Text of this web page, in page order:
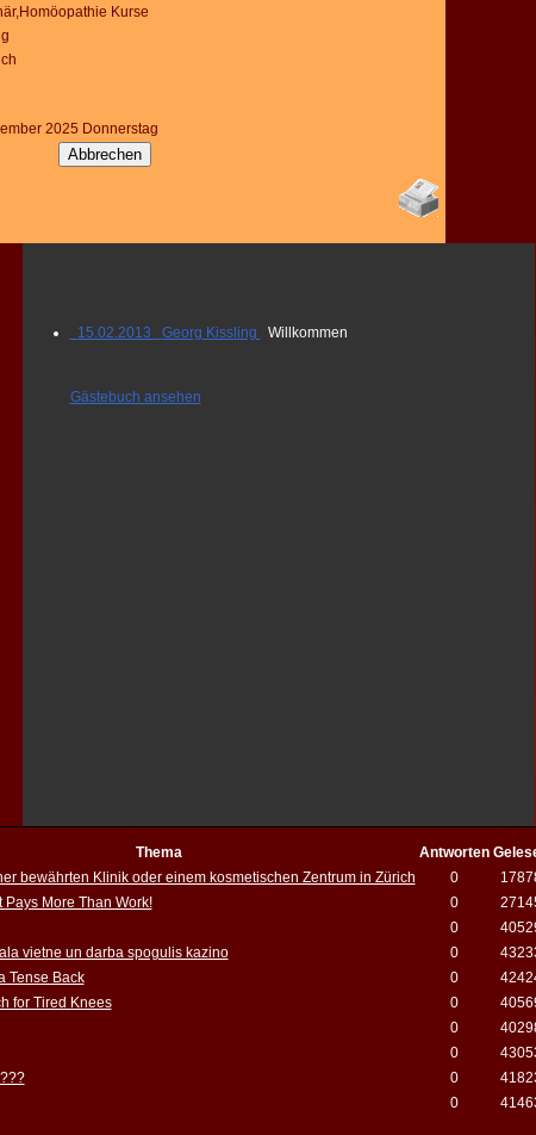
Kurse
2025 Donnerstag
15.02.2013 Georg Kissling Willkommen
Gästebuch ansehen
Thema Antworten
bewährten Klinik oder einem kosmetischen Zentrum in Zürich 0
Pays More Than Work! 0
0
vietne un darba spogulis kazino 0
Tense Back 0
for Tired Knees 0
0
0
0
0